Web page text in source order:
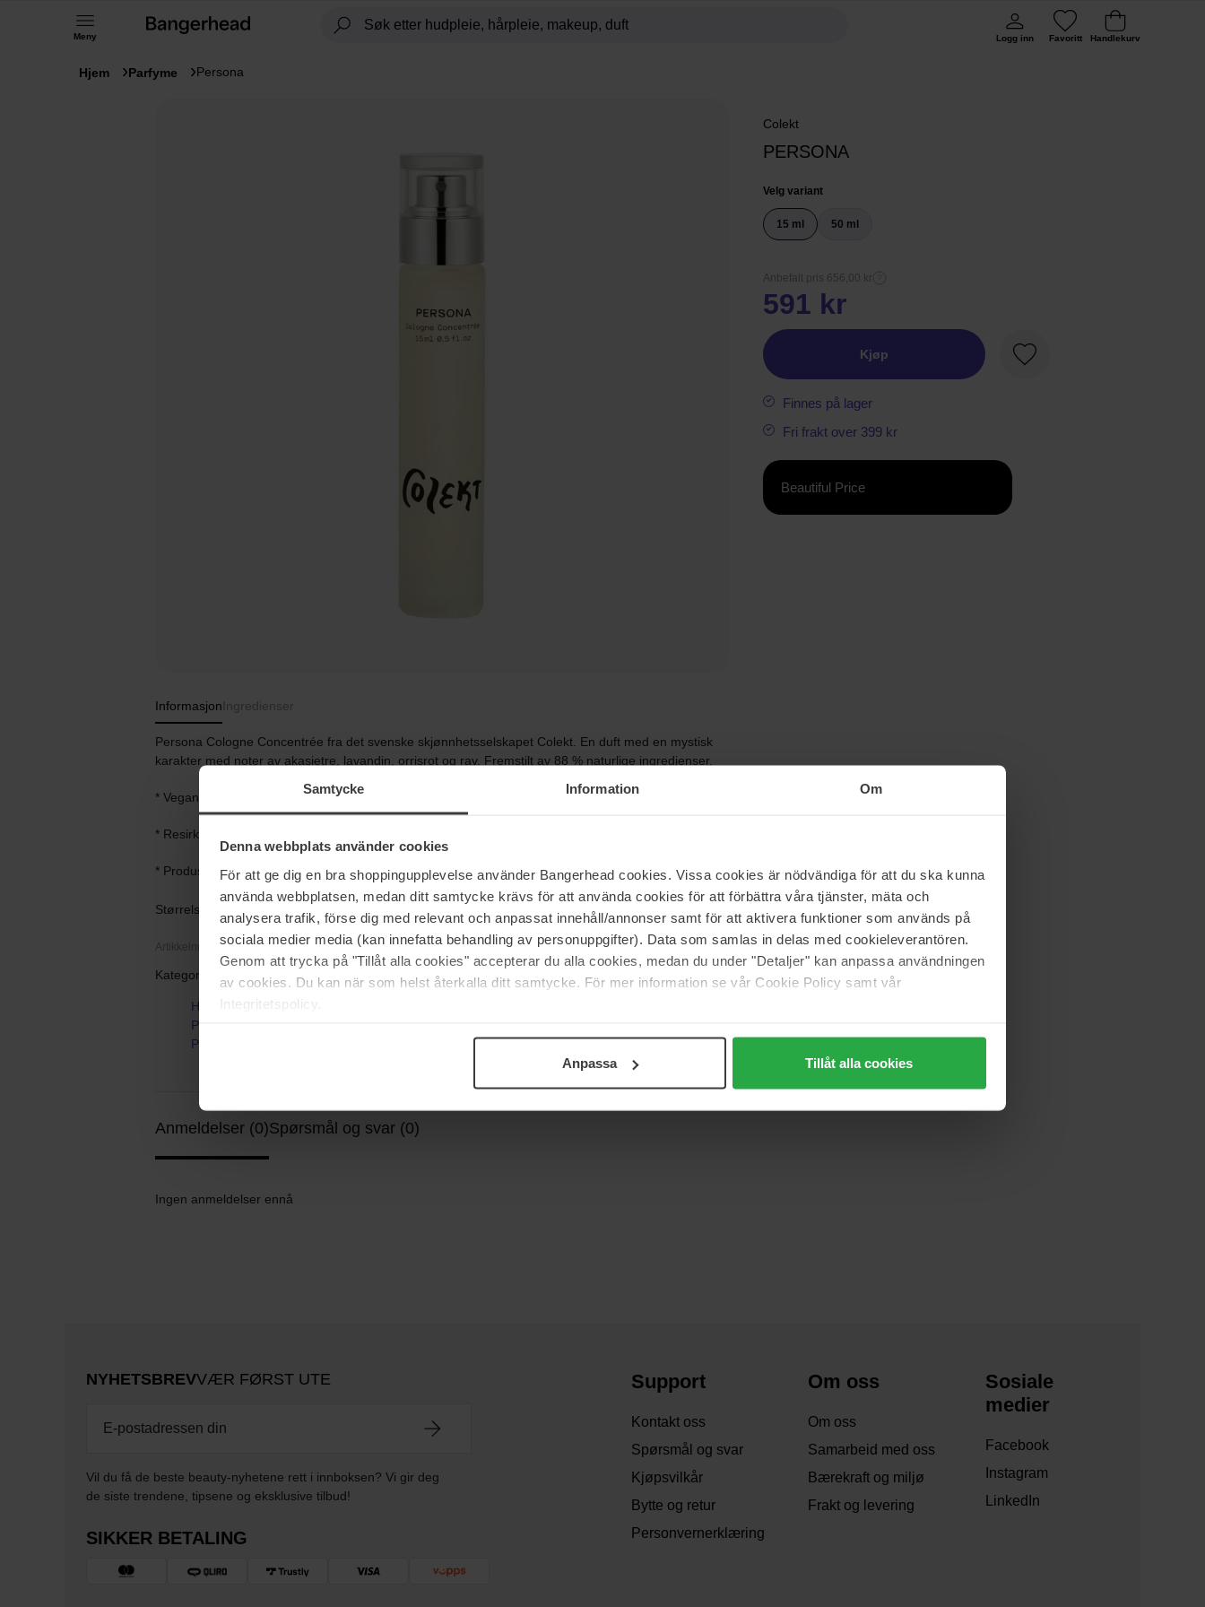
Samtycke Information Om
Denna webbplats använder cookies
För att ge dig en bra shoppingupplevelse använder Bangerhead cookies. Vissa cookies är nödvändiga för att du ska kunna
använda webbplatsen, medan ditt samtycke krävs för att använda cookies för att förbättra våra tjänster, mäta och
analysera trafik, förse dig med relevant och anpassat innehåll/annonser samt för att aktivera funktioner som används på
sociala medier media (kan innefatta behandling av personuppgifter). Data som samlas in delas med cookieleverantören.
Genom att trycka på "Tillåt alla cookies" accepterar du alla cookies, medan du under "Detaljer" kan anpassa användningen
av cookies. Du kan när som helst återkalla ditt samtycke. För mer information se vår Cookie Policy samt vår
Integritetspolicy.
Anpassa Tillåt alla cookies
Meny Logg inn Favoritt Handlekurv
Hjem Parfyme Persona
Colekt
PERSONA
Velg variant
15 ml 50 ml
Anbefalt pris 656,00 kr
591 kr
Kjøp
Favoritt
Finnes på lager
Fri frakt over 399 kr
Beautiful Price
Informasjon Ingredienser
Persona Cologne Concentrée fra det svenske skjønnhetsselskapet Colekt. En duft med en mystisk
karakter med noter av akasietre, lavandin, orrisrot og rav. Fremstilt av 88 % naturlige ingredienser.
* Vegansk.
* Resirkulerbar glassflaske, emballasje av FSC-merket papp med design av Acne Brand.
* Produsert i Frankrike
Størrelse: 15 ml
Artikkelnummer: 201136
Kategorier:
Hjem
Parfyme
Persona
Anmeldelser (0)Spørsmål og svar (0)
Ingen anmeldelser ennå
NYHETSBREVVÆR FØRST UTE
Vil du få de beste beauty-nyhetene rett i innboksen? Vi gir deg
de siste trendene, tipsene og eksklusive tilbud!
SIKKER BETALING
Support
Kontakt oss
Spørsmål og svar
Kjøpsvilkår
Bytte og retur
Personvernerklæring
Om oss
Om oss
Samarbeid med oss
Bærekraft og miljø
Frakt og levering
Sosiale
medier
Facebook
Instagram
LinkedIn